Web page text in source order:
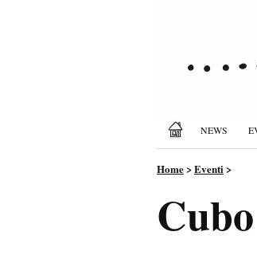
NEWS
Home>Eventi>